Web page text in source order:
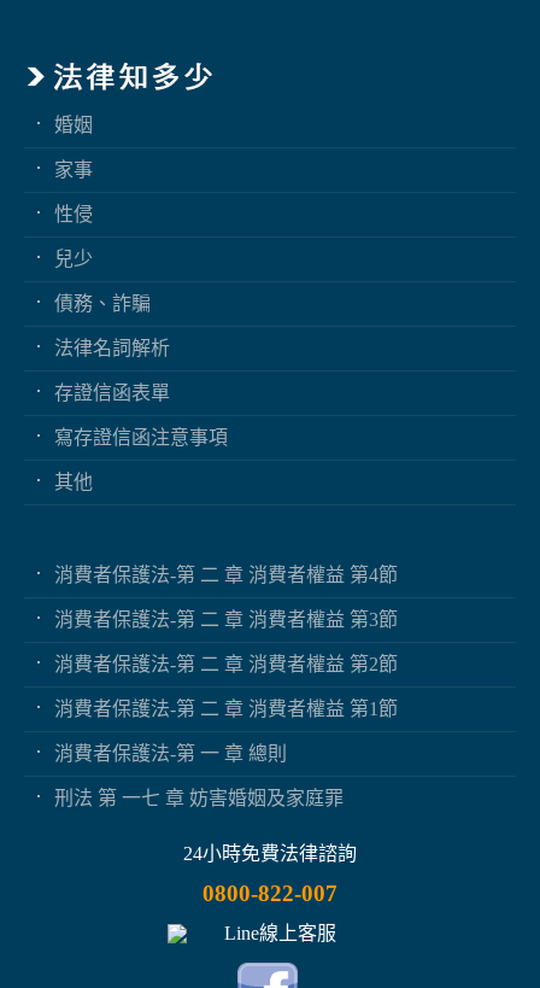
婚姻
家事
性侵
兒少
債務、詐騙
法律名詞解析
存證信函表單
寫存證信函注意事項
其他
消費者保護法-第 二 章 消費者權益 第4節
消費者保護法-第 二 章 消費者權益 第3節
消費者保護法-第 二 章 消費者權益 第2節
消費者保護法-第 二 章 消費者權益 第1節
消費者保護法-第 一 章 總則
刑法 第 一七 章 妨害婚姻及家庭罪
24小時免費法律諮詢
0800-822-007